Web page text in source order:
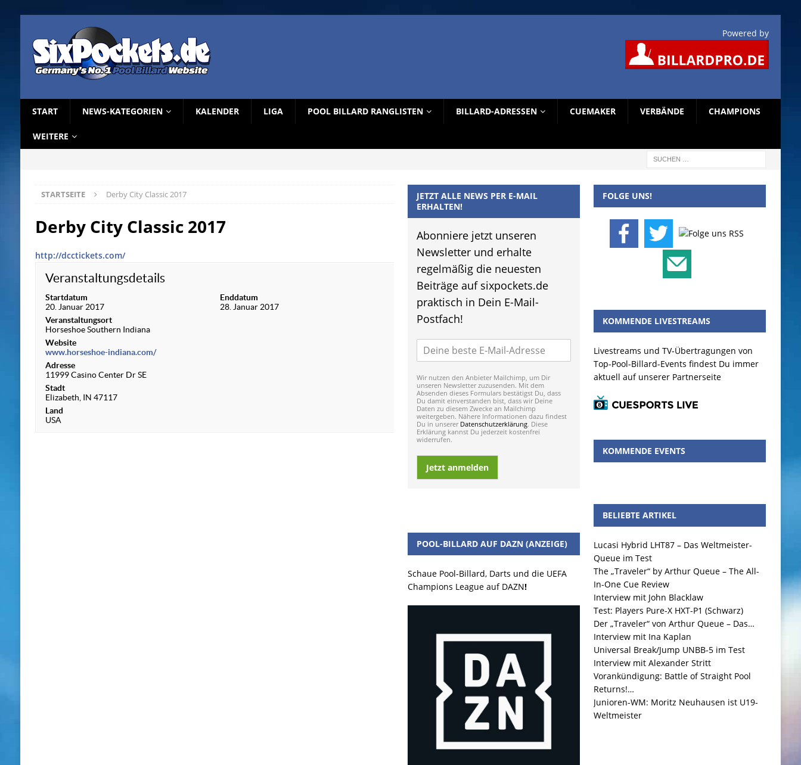
Powered by
START NEWS-KATEGORIEN KALENDER LIGA POOL BILLARD RANGLISTEN BILLARD-ADRESSEN CUEMAKER VERBÄNDE CHAMPIONS
WEITERE
STARTSEITE Derby City Classic 2017
Derby City Classic 2017
http://dcctickets.com/
Veranstaltungsdetails
Startdatum
20. Januar 2017
Enddatum
28. Januar 2017
Veranstaltungsort
Horseshoe Southern Indiana
Website
www.horseshoe-indiana.com/
Adresse
11999 Casino Center Dr SE
Stadt
Elizabeth, IN 47117
Land
USA
JETZT ALLE NEWS PER E-MAIL
ERHALTEN!
Abonniere jetzt unseren
Newsletter und erhalte
regelmäßig die neuesten
Beiträge auf sixpockets.de
praktisch in Dein E-Mail-
Postfach!
Wir nutzen den Anbieter Mailchimp, um Dir
unseren Newsletter zuzusenden. Mit dem
Absenden dieses Formulars bestätigst Du, dass
Du damit einverstanden bist, dass wir Deine
Daten zu diesem Zwecke an Mailchimp
weitergeben. Nähere Informationen dazu findest
Du in unserer Datenschutzerklärung. Diese
Erklärung kannst Du jederzeit kostenfrei
widerrufen.
Jetzt anmelden
POOL-BILLARD AUF DAZN (ANZEIGE)
Schaue Pool-Billard, Darts und die UEFA
Champions League auf DAZN!
FOLGE UNS!
KOMMENDE LIVESTREAMS
Livestreams und TV-Übertragungen von
Top-Pool-Billard-Events findest Du immer
aktuell auf unserer Partnerseite
KOMMENDE EVENTS
BELIEBTE ARTIKEL
Lucasi Hybrid LHT87 – Das Weltmeister-
Queue im Test
The „Traveler“ by Arthur Queue – The All-
In-One Cue Review
Interview mit John Blacklaw
Test: Players Pure-X HXT-P1 (Schwarz)
Der „Traveler“ von Arthur Queue – Das…
Interview mit Ina Kaplan
Universal Break/Jump UNBB-5 im Test
Interview mit Alexander Stritt
Vorankündigung: Battle of Straight Pool
Returns!…
Junioren-WM: Moritz Neuhausen ist U19-
Weltmeister